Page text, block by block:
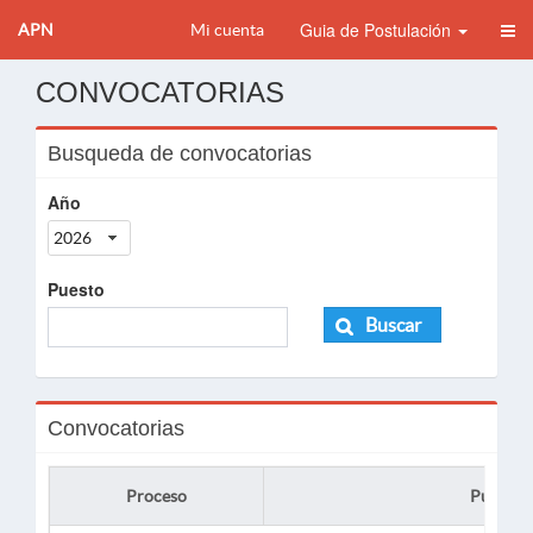
APN Mi cuenta Guia de Postulación
CONVOCATORIAS
Busqueda de convocatorias
Año
2026
Puesto
Buscar
Convocatorias
Proceso Puesto